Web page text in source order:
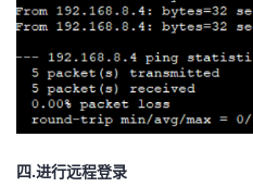
四.进行远程登录